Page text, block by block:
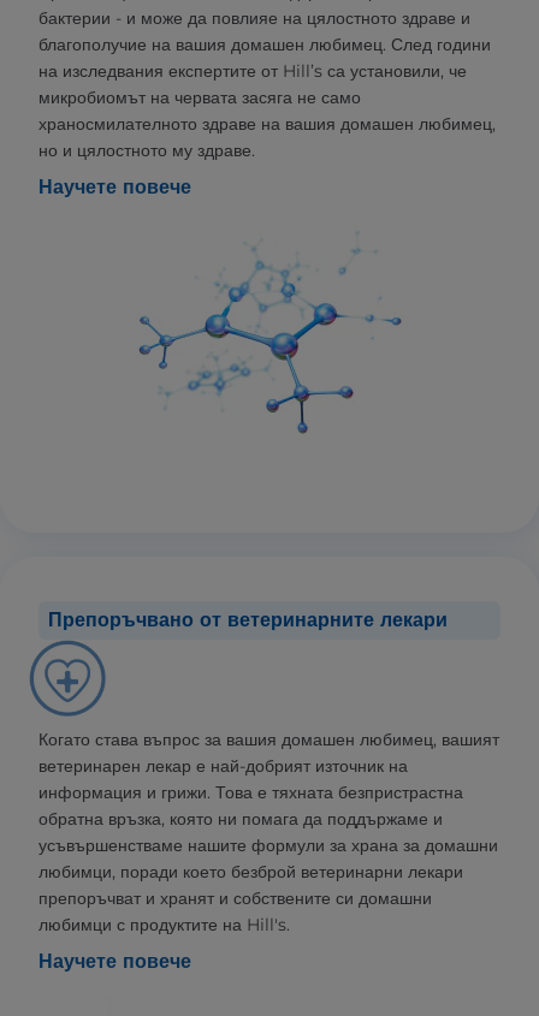
бактерии - и може да повлияе на цялостното здраве и
благополучие на вашия домашен любимец. След години
на изследвания експертите от Hill’s са установили, че
микробиомът на червата засяга не само
храносмилателното здраве на вашия домашен любимец,
но и цялостното му здраве.
Научете повече
Препоръчвано от ветеринарните лекари
Когато става въпрос за вашия домашен любимец, вашият
ветеринарен лекар е най-добрият източник на
информация и грижи. Това е тяхната безпристрастна
обратна връзка, която ни помага да поддържаме и
усъвършенстваме нашите формули за храна за домашни
любимци, поради което безброй ветеринарни лекари
препоръчват и хранят и собствените си домашни
любимци с продуктите на Hill's.
Научете повече